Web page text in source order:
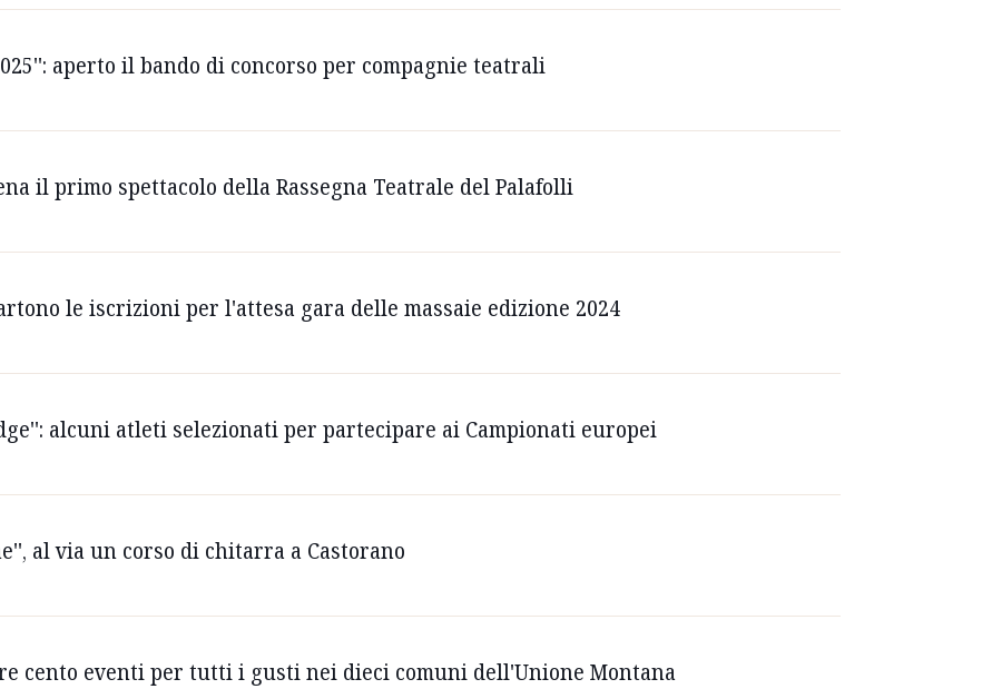
aperto il bando di concorso per compagnie teatrali
il primo spettacolo della Rassegna Teatrale del Palafolli
le iscrizioni per l'attesa gara delle massaie edizione 2024
alcuni atleti selezionati per partecipare ai Campionati europei
al via un corso di chitarra a Castorano
cento eventi per tutti i gusti nei dieci comuni dell'Unione Montana